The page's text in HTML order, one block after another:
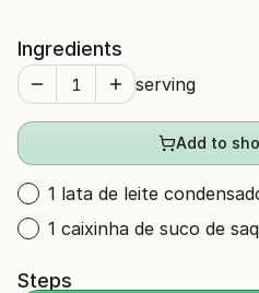
Ingredients
serving
Add to
1 lata de leite
1 caixinha de suco de
Steps